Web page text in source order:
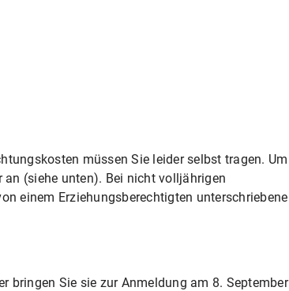
müssen Sie leider selbst tragen. Um
(siehe unten). Bei nicht volljährigen
einem Erziehungsberechtigten unterschriebene
bringen Sie sie zur Anmeldung am 8. September